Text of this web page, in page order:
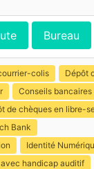
Bureau
colis
Dépôt
Conseils bancaires
de chèques en libre-
Bank
Identité
handicap auditif